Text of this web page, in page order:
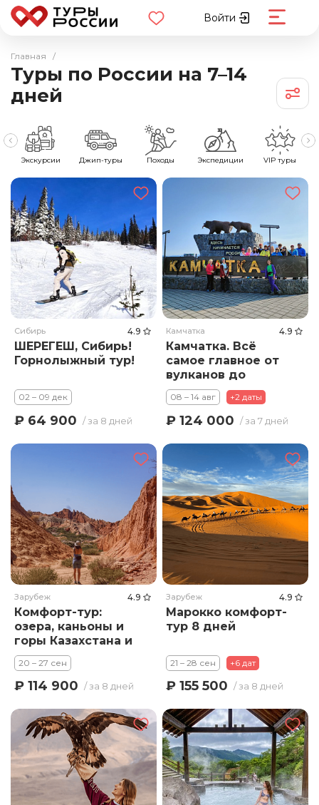
Войти
Главная /
Туры по России на 7–14
дней
Экскурсии Джип-туры Походы Экспедиции VIP туры
Сибирь 4.9
ШЕРЕГЕШ, Сибирь!
Горнолыжный тур!
02 – 09 дек
₽ 64 900 / за 8 дней
Камчатка 4.9
Камчатка. Всё
самое главное от
вулканов до
океана!
08 – 14 авг +2 даты
₽ 124 000 / за 7 дней
Зарубеж 4.9
Комфорт-тур:
озера, каньоны и
горы Казахстана и
Кыргызстана
20 – 27 сен
₽ 114 900 / за 8 дней
Зарубеж 4.9
Марокко комфорт-
тур 8 дней
21 – 28 сен +6 дат
₽ 155 500 / за 8 дней